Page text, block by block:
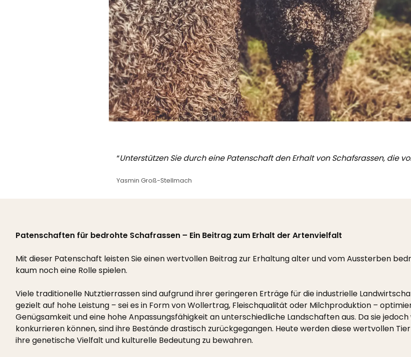
“Unterstützen Sie durch eine Patenschaft den Erhalt von Schafsrassen, die
Yasmin Groß-Stellmach
Patenschaften für bedrohte Schafrassen – Ein Beitrag zum Erhalt der Artenvielfalt
Mit dieser Patenschaft leisten Sie einen wertvollen Beitrag zur Erhaltung alter und vom Aussterben
kaum noch eine Rolle spielen.
Viele traditionelle Nutztierrassen sind aufgrund ihrer geringeren Erträge für die industrielle
gezielt auf hohe Leistung – sei es in Form von Wollertrag, Fleischqualität oder Milchproduktion –
Genügsamkeit und eine hohe Anpassungsfähigkeit an unterschiedliche Landschaften aus. Da sie
konkurrieren können, sind ihre Bestände drastisch zurückgegangen. Heute werden diese wertvollen
ihre genetische Vielfalt und kulturelle Bedeutung zu bewahren.